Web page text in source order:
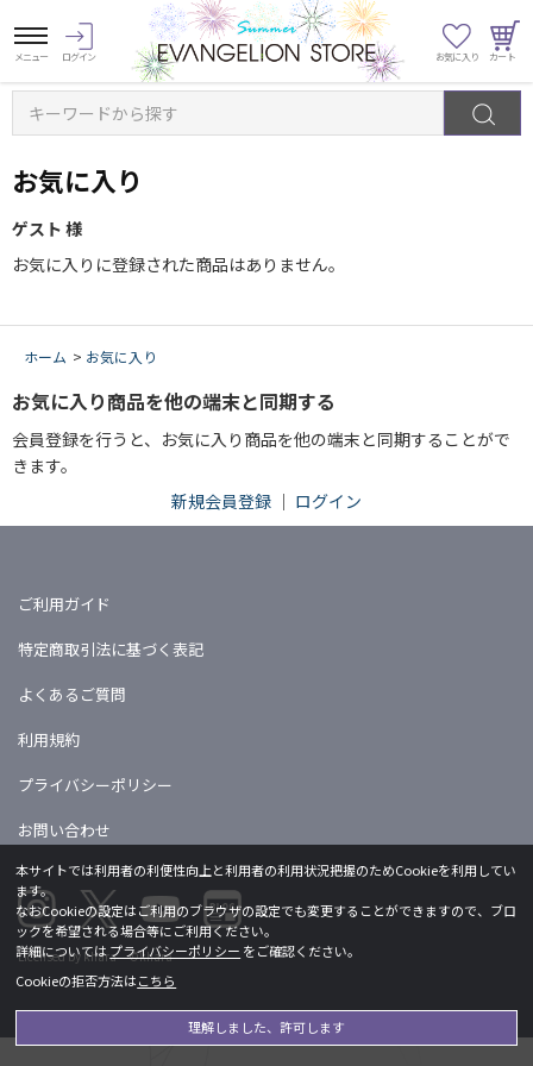
キーワードから探す
お気に入り
ゲスト 様
お気に入りに登録された商品はありません。
ホーム > お気に入り
お気に入り商品を他の端末と同期する
会員登録を行うと、お気に入り商品を他の端末と同期することがで
きます。
新規会員登録 ｜ ログイン
ご利用ガイド
特定商取引法に基づく表記
よくあるご質問
利用規約
プライバシーポリシー
お問い合わせ
Licensed by khara ©khara
本サイトでは利用者の利便性向上と利用者の利用状況把握のためCookieを利用してい
ます。
なおCookieの設定はご利用のブラウザの設定でも変更することができますので、ブロ
ックを希望される場合等にご利用ください。
詳細についてはプライバシーポリシー をご確認ください。
Cookieの拒否方法はこちら
理解しました、許可します